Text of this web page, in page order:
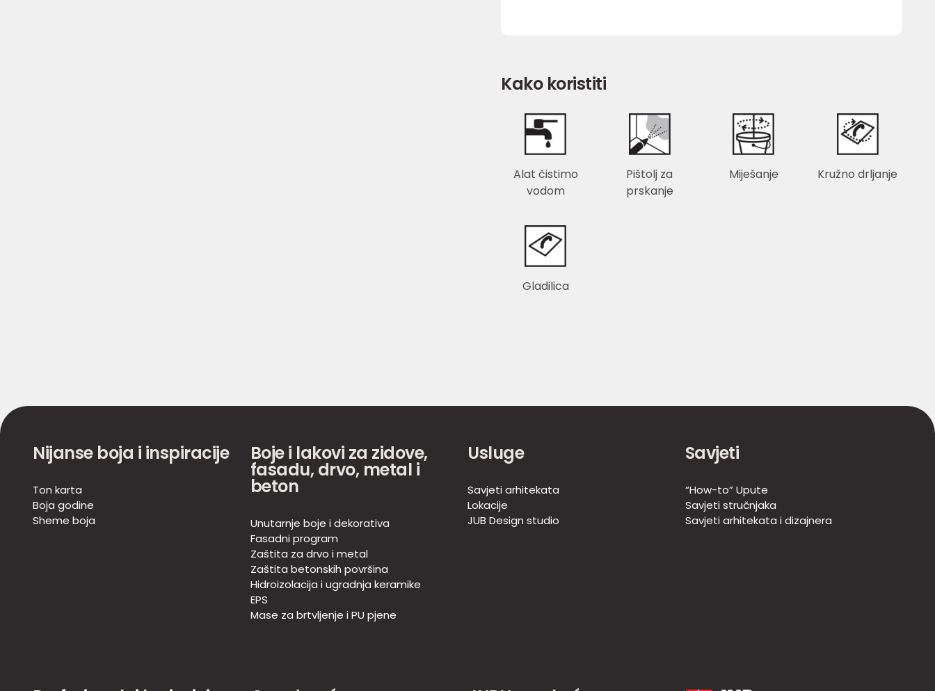
Kako koristiti
Alat čistimo
vodom
Pištolj za
prskanje
Miješanje Kružno drljanje
Gladilica
Nijanse boja i inspiracije
Ton karta
Boja godine
Sheme boja
Boje i lakovi za zidove,
fasadu, drvo, metal i
beton
Unutarnje boje i dekorativa
Fasadni program
Zaštita za drvo i metal
Zaštita betonskih površina
Hidroizolacija i ugradnja keramike
EPS
Mase za brtvljenje i PU pjene
Usluge
Savjeti arhitekata
Lokacije
JUB Design studio
Savjeti
“How-to” Upute
Savjeti stručnjaka
Savjeti arhitekata i dizajnera